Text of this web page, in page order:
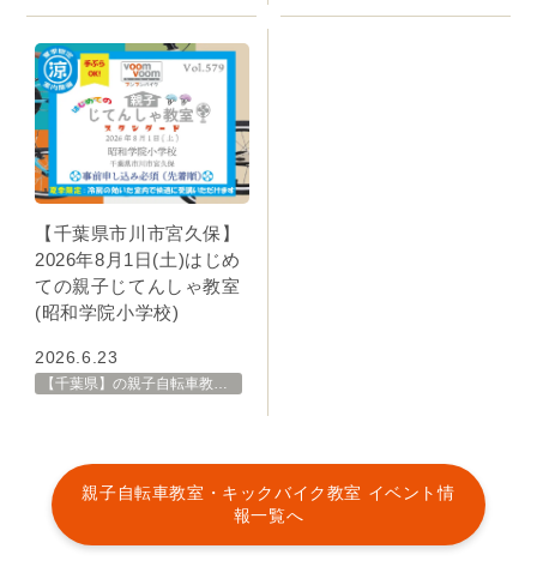
【千葉県市川市宮久保】
2026年8月1日(土)はじめ
ての親子じてんしゃ教室
(昭和学院小学校)
2026.6.23
親子自転車教室・キックバイク教室 イベント情
報一覧へ